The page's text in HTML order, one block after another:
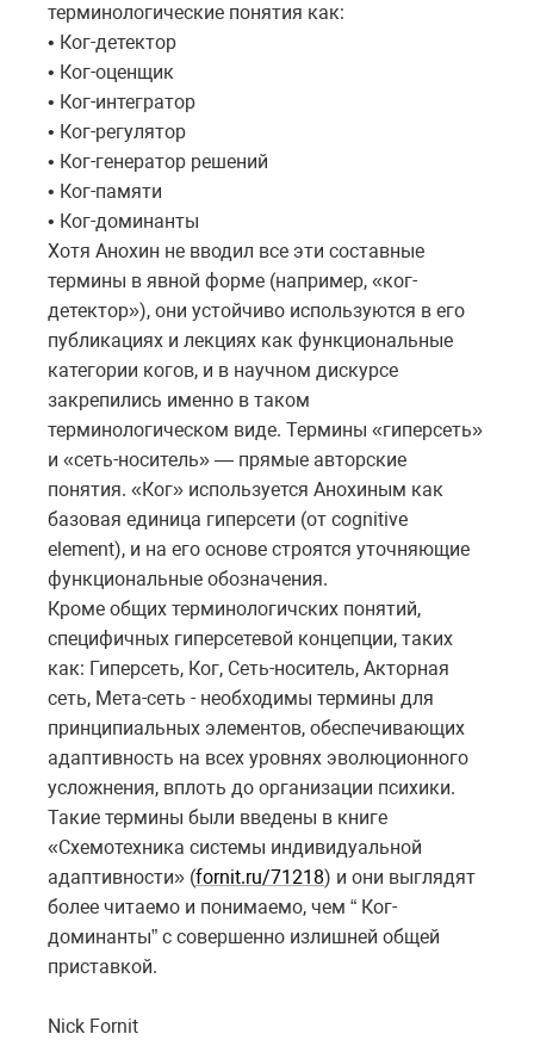
терминологические понятия как:
• Ког-детектор
• Ког-оценщик
• Ког-интегратор
• Ког-регулятор
• Ког-генератор решений
• Ког-памяти
• Ког-доминанты
Хотя Анохин не вводил все эти составные
термины в явной форме (например, «ког-
детектор»), они устойчиво используются в его
публикациях и лекциях как функциональные
категории когов, и в научном дискурсе
закрепились именно в таком
терминологическом виде. Термины «гиперсеть»
и «сеть-носитель» — прямые авторские
понятия. «Ког» используется Анохиным как
базовая единица гиперсети (от cognitive
element), и на его основе строятся уточняющие
функциональные обозначения.
Кроме общих терминологичских понятий,
специфичных гиперсетевой концепции, таких
как: Гиперсеть, Ког, Сеть-носитель, Акторная
сеть, Мета-сеть - необходимы термины для
принципиальных элементов, обеспечивающих
адаптивность на всех уровнях эволюционного
усложнения, вплоть до организации психики.
Такие термины были введены в книге
«Схемотехника системы индивидуальной
адаптивности» (fornit.ru/71218) и они выглядят
более читаемо и понимаемо, чем “ Ког-
доминанты” с совершенно излишней общей
приставкой.
Nick Fornit